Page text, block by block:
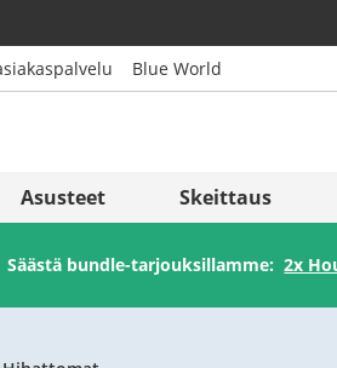
Italia (Italiano)
Italien (Deutsch)
Slovenija
België
Blue World
Asusteet Skeittaus
Säästä bundle-tarjouksillamme:2x